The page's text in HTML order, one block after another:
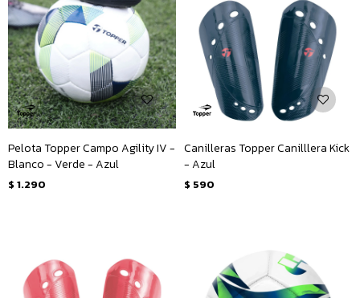
Pelota Topper Campo Agility IV -
Blanco - Verde - Azul
$ 1.290
Canilleras Topper Canilllera Kick
- Azul
$ 590